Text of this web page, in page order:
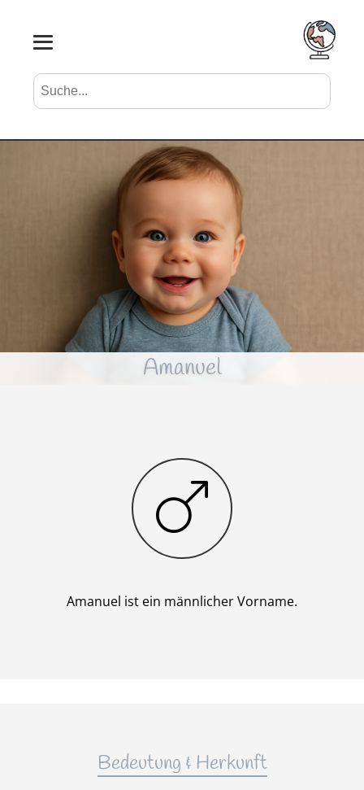
Suche nach Vornamen Search
Amanuel
Junge
Amanuel ist ein männlicher Vorname.
Bedeutung & Herkunft